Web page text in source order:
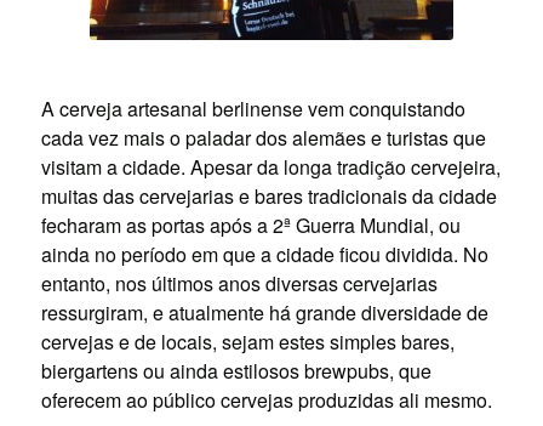
A cerveja artesanal berlinense vem conquistando
cada vez mais o paladar dos alemães e turistas que
visitam a cidade. Apesar da longa tradição cervejeira,
muitas das cervejarias e bares tradicionais da cidade
fecharam as portas após a 2ª Guerra Mundial, ou
ainda no período em que a cidade ficou dividida. No
entanto, nos últimos anos diversas cervejarias
ressurgiram, e atualmente há grande diversidade de
cervejas e de locais, sejam estes simples bares,
biergartens ou ainda estilosos brewpubs, que
oferecem ao público cervejas produzidas ali mesmo.